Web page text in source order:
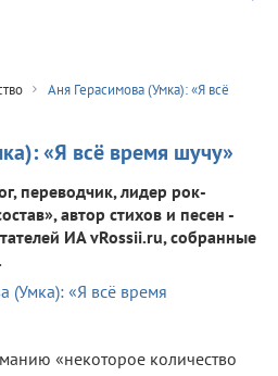
Аня Герасимова (Умка): «Я всё
«Я всё время шучу»
переводчик, лидер рок-
автор стихов и песен -
ИА vRossii.ru, собранные
«некоторое количество